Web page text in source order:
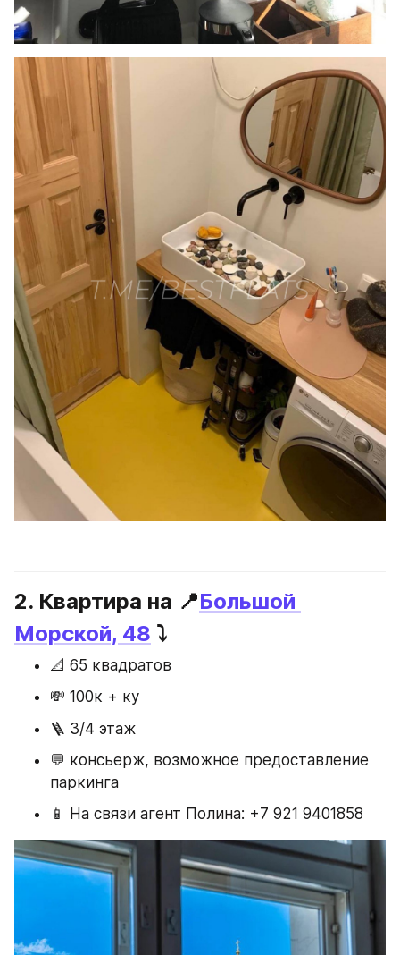
2. Квартира на 📍Большой
Морской, 48 ⤵️
📐 65 квадратов
💸 100к + ку
🪜 3/4 этаж
💬 консьерж, возможное предоставление
паркинга
📱 На связи агент Полина: +7 921 9401858